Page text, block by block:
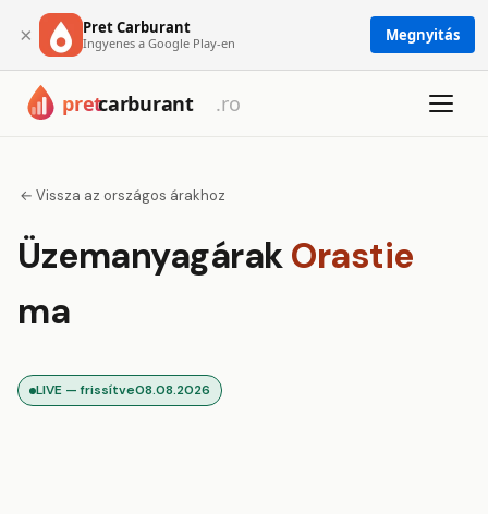
× Pret Carburant
Ingyenes a Google Play-en Megnyitás
← Vissza az országos árakhoz
ÜzemanyagárakOrastie
ma
LIVE — frissítve08.08.2026